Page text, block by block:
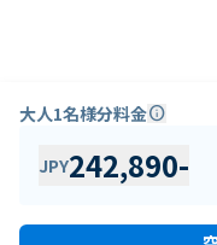
大人1名様分料金info
JPY242,890-